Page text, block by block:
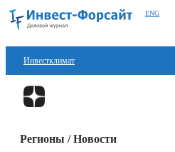
ENG
Инвестклимат
Финансы
Регионы / Новости